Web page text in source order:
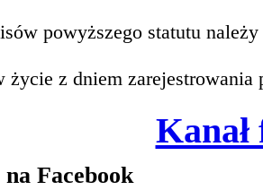
powyższego statutu
życie z dniem
Facebook